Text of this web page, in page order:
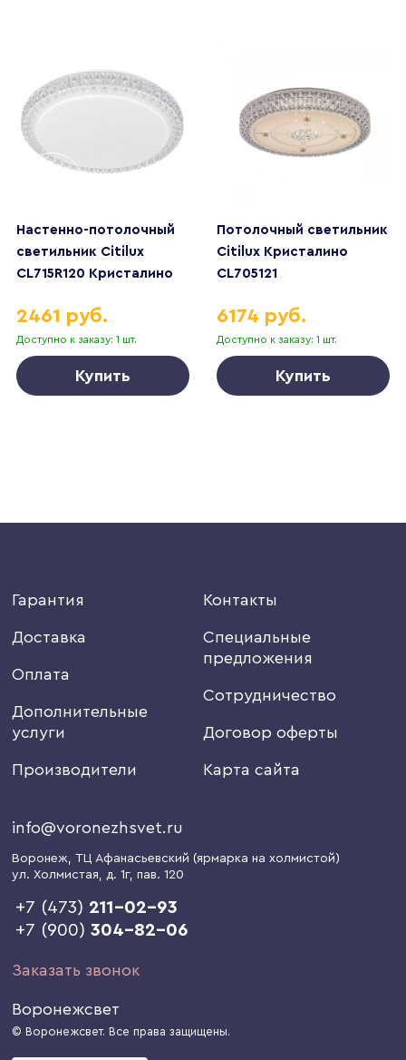
Настенно-потолочный
светильник Citilux
CL715R120 Кристалино
Доступно к заказу: 1 шт.
2461 руб.
Купить
Потолочный светильник
Citilux Кристалино
CL705121
Доступно к заказу: 1 шт.
6174 руб.
Купить
Гарантия
Доставка
Оплата
Дополнительные
услуги
Производители
Контакты
Специальные
предложения
Сотрудничество
Договор оферты
Карта сайта
info@voronezhsvet.ru
Воронеж, ТЦ Афанасьевский (ярмарка на холмистой)
ул. Холмистая, д. 1г, пав. 120
+7 (473) 211-02-93
+7 (900)304-82-06
Заказать звонок
Воронежсвет
© Воронежсвет. Все права защищены.